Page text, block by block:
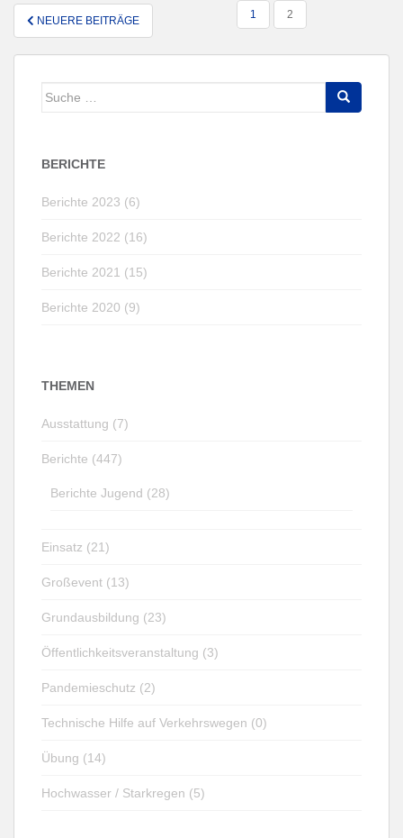
SEITENNUMMERIERUNG
DER
BEITRÄGE
NEUERE BEITRÄGE 1 2
Suche
BERICHTE
Berichte 2023 (6)
Berichte 2022 (16)
Berichte 2021 (15)
Berichte 2020 (9)
THEMEN
Ausstattung (7)
Berichte (447)
Berichte Jugend (28)
Einsatz (21)
Großevent (13)
Grundausbildung (23)
Öffentlichkeitsveranstaltung (3)
Pandemieschutz (2)
Technische Hilfe auf Verkehrswegen (0)
Übung (14)
Hochwasser / Starkregen (5)